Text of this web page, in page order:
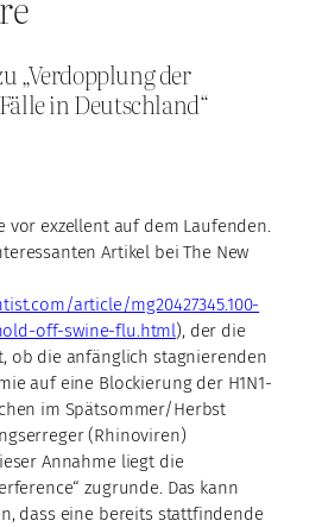
„Verdopplung der
in Deutschland“
vor exzellent auf dem Laufenden.
Artikel bei The New
article/mg20427345.100-
off-swine-flu.html), der die
ob die anfänglich stagnierenden
auf eine Blockierung der H1N1-
im Spätsommer/Herbst
(Rhinoviren)
Annahme liegt die
zugrunde. Das kann
dass eine bereits stattfindende